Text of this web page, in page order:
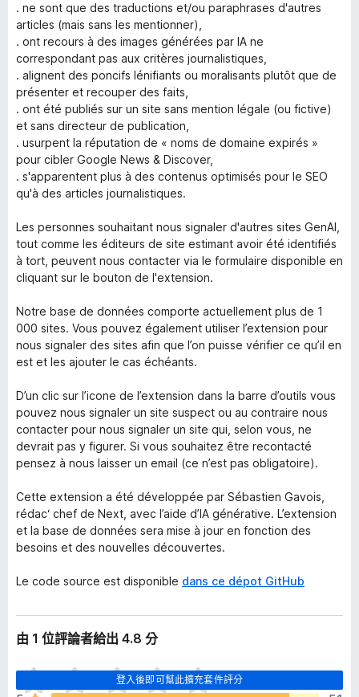
. ne sont que des traductions et/ou paraphrases d'autres
articles (mais sans les mentionner),
. ont recours à des images générées par IA ne
correspondant pas aux critères journalistiques,
. alignent des poncifs lénifiants ou moralisants plutôt que de
présenter et recouper des faits,
. ont été publiés sur un site sans mention légale (ou fictive)
et sans directeur de publication,
. usurpent la réputation de « noms de domaine expirés »
pour cibler Google News & Discover,
. s'apparentent plus à des contenus optimisés pour le SEO
qu'à des articles journalistiques.
Les personnes souhaitant nous signaler d'autres sites GenAI,
tout comme les éditeurs de site estimant avoir été identifiés
à tort, peuvent nous contacter via le formulaire disponible en
cliquant sur le bouton de l'extension.
Notre base de données comporte actuellement plus de 1
000 sites. Vous pouvez également utiliser l’extension pour
nous signaler des sites afin que l’on puisse vérifier ce qu’il en
est et les ajouter le cas échéants.
D’un clic sur l’icone de l’extension dans la barre d’outils vous
pouvez nous signaler un site suspect ou au contraire nous
contacter pour nous signaler un site qui, selon vous, ne
devrait pas y figurer. Si vous souhaitez être recontacté
pensez à nous laisser un email (ce n’est pas obligatoire).
Cette extension a été développée par Sébastien Gavois,
rédac‘ chef de Next, avec l’aide d’IA générative. L’extension
et la base de données sera mise à jour en fonction des
besoins et des nouvelles découvertes.
Le code source est disponible dans ce dépot GitHub
由 1 位評論者給出 4.8 分
登入後即可幫此擴充套件評分
目
前